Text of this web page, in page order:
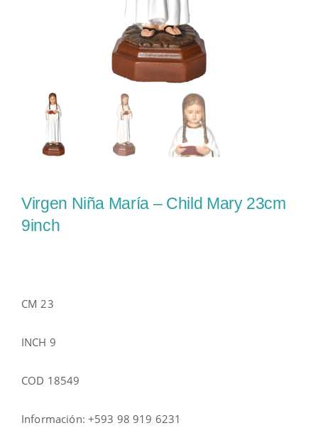
Virgen Niña María – Child Mary 23cm
9inch
CM 23
INCH 9
COD 18549
Información: +593 98 919 6231